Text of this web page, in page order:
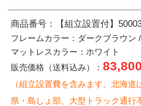
商品番号：【組立設置付】
フレームカラー：ダークブラウン
マットレスカラー：ホワイト
販売価格（送料込み）：83,800
（組立設置費を含みます。北海
県・島しょ部、大型トラック通行